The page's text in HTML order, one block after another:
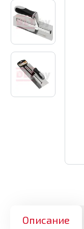
Описание